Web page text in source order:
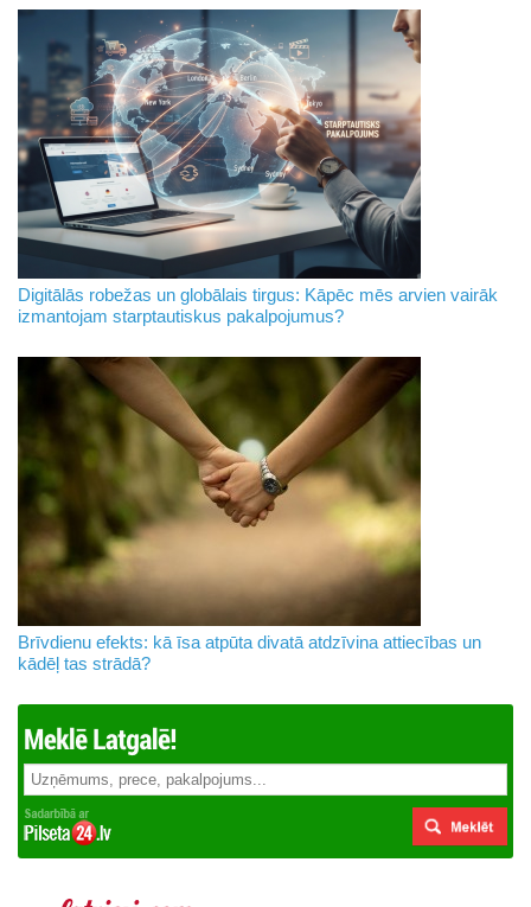
Digitālās robežas un globālais tirgus: Kāpēc mēs arvien vairāk
izmantojam starptautiskus pakalpojumus?
Brīvdienu efekts: kā īsa atpūta divatā atdzīvina attiecības un
kādēļ tas strādā?